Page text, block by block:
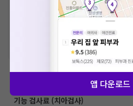
비급여 항목의 경우,추가비용 등으로 실제
한 가격은 해당 의료기관에 직접 문의해주세요.
급여 항목의 경우, 건강보험심사평가원
에
격입니다. (진료와 연관된 복합적인 비용이 추
산정될 수 있는 점 참고 바랍니다.)
※ 이벤트가, 할인가는VAT 포함
기능 검사료 (치아검사)
앱 다운로드